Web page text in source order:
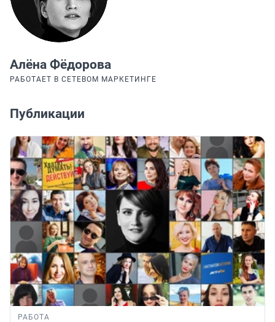
Алёна Фёдорова
РАБОТАЕТ В СЕТЕВОМ МАРКЕТИНГЕ
Публикации
РАБОТА